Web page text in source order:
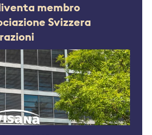
membro
Svizzera